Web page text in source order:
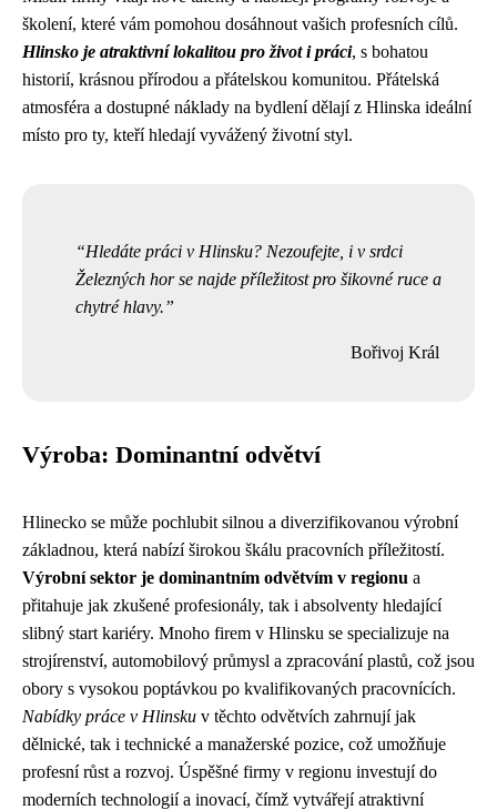
školení, které vám pomohou dosáhnout vašich profesních cílů.
Hlinsko je atraktivní lokalitou pro život i práci, s bohatou
historií, krásnou přírodou a přátelskou komunitou. Přátelská
atmosféra a dostupné náklady na bydlení dělají z Hlinska ideální
místo pro ty, kteří hledají vyvážený životní styl.
Hledáte práci v Hlinsku? Nezoufejte, i v srdci
Železných hor se najde příležitost pro šikovné ruce a
chytré hlavy.
Bořivoj Král
Výroba: Dominantní odvětví
Hlinecko se může pochlubit silnou a diverzifikovanou výrobní
základnou, která nabízí širokou škálu pracovních příležitostí.
Výrobní sektor je dominantním odvětvím v regionu a
přitahuje jak zkušené profesionály, tak i absolventy hledající
slibný start kariéry. Mnoho firem v Hlinsku se specializuje na
strojírenství, automobilový průmysl a zpracování plastů, což jsou
obory s vysokou poptávkou po kvalifikovaných pracovnících.
Nabídky práce v Hlinsku v těchto odvětvích zahrnují jak
dělnické, tak i technické a manažerské pozice, což umožňuje
profesní růst a rozvoj. Úspěšné firmy v regionu investují do
moderních technologií a inovací, čímž vytvářejí atraktivní